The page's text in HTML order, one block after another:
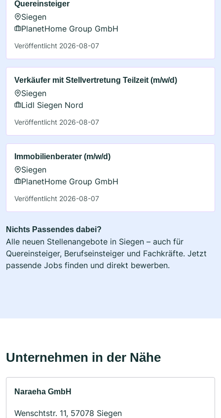
Quereinsteiger
Siegen
PlanetHome Group GmbH
Veröffentlicht 2026-08-07
Verkäufer mit Stellvertretung Teilzeit (m/w/d)
Siegen
Lidl Siegen Nord
Veröffentlicht 2026-08-07
Immobilienberater (m/w/d)
Siegen
PlanetHome Group GmbH
Veröffentlicht 2026-08-07
Nichts Passendes dabei?
Alle neuen Stellenangebote in Siegen – auch für
Quereinsteiger, Berufseinsteiger und Fachkräfte. Jetzt
passende Jobs finden und direkt bewerben.
Unternehmen in der Nähe
Naraeha GmbH
Wenschtstr. 11, 57078 Siegen